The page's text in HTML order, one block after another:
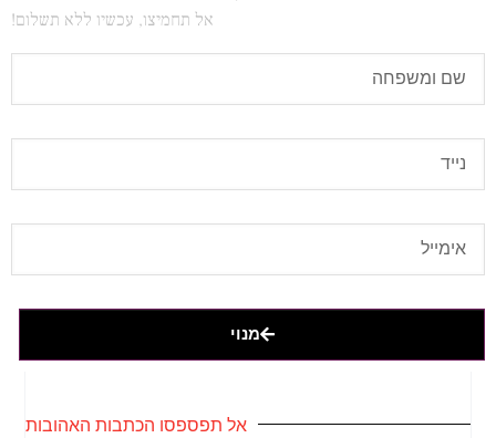
אל תחמיצו, עכשיו ללא תשלום!
מנוי
אל תפספסו הכתבות האהובות